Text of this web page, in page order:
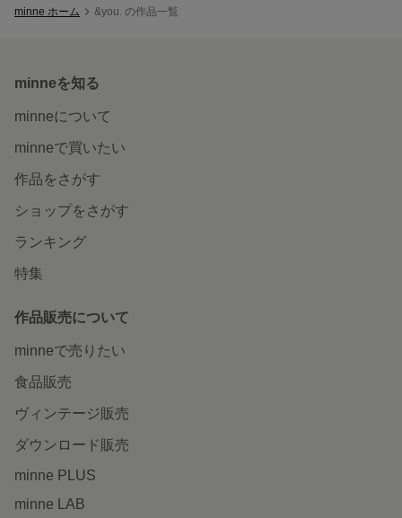
minne ホーム &you. の作品一覧
minneを知る
minneについて
minneで買いたい
作品をさがす
ショップをさがす
ランキング
特集
作品販売について
minneで売りたい
食品販売
ヴィンテージ販売
ダウンロード販売
minne PLUS
minne LAB